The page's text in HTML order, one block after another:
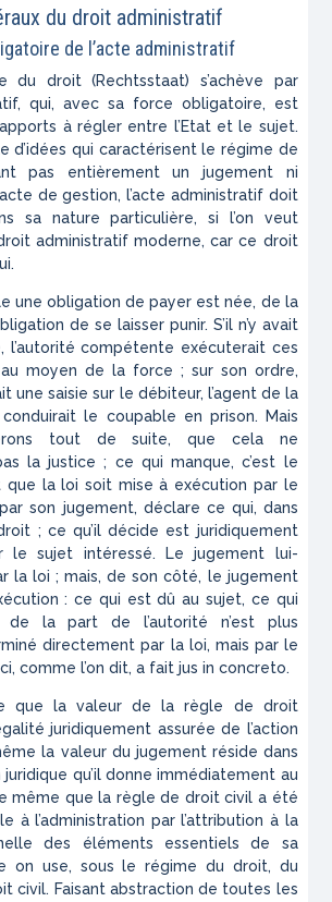
du droit administratif
de l’acte administratif
du droit (Rechtsstaat) s’achève par
qui, avec sa force obligatoire, est
à régler entre l’Etat et le sujet.
d’idées qui caractérisent le régime de
pas entièrement un jugement ni
de gestion, l’acte administratif doit
sa nature particulière, si l’on veut
administratif moderne, car ce droit
une obligation de payer est née, de la
de se laisser punir. S’il n’y avait
l’autorité compétente exé­cuterait ces
moyen de la force ; sur son ordre,
une saisie sur le débi­teur, l’agent de la
le cou­pable en prison. Mais
tout de suite, que cela ne
la justice ; ce qui man­que, c’est le
que la loi soit mise à exécu­tion par le
son jugement, déclare ce qui, dans
; ce qu’il décide est juri­diquement
le sujet intéressé. Le juge­ment lui-
la loi ; mais, de son côté, le jugement
: ce qui est dû au sujet, ce qui
la part de l’autorité n’est plus
directement par la loi, mais par le
comme l’on dit, a faitjus in concreto.
que la valeur de la règle de droit
juridiquement assurée de l’action
la valeur du jugement réside dans
qu’il donne immé­diatement au
même que la règle de droit civil a été
à l’administra­tion par l’attribution à la
des éléments essentiels de sa
on use, sous le régime du droit, du
civil. Fai­sant abstraction de toutes les